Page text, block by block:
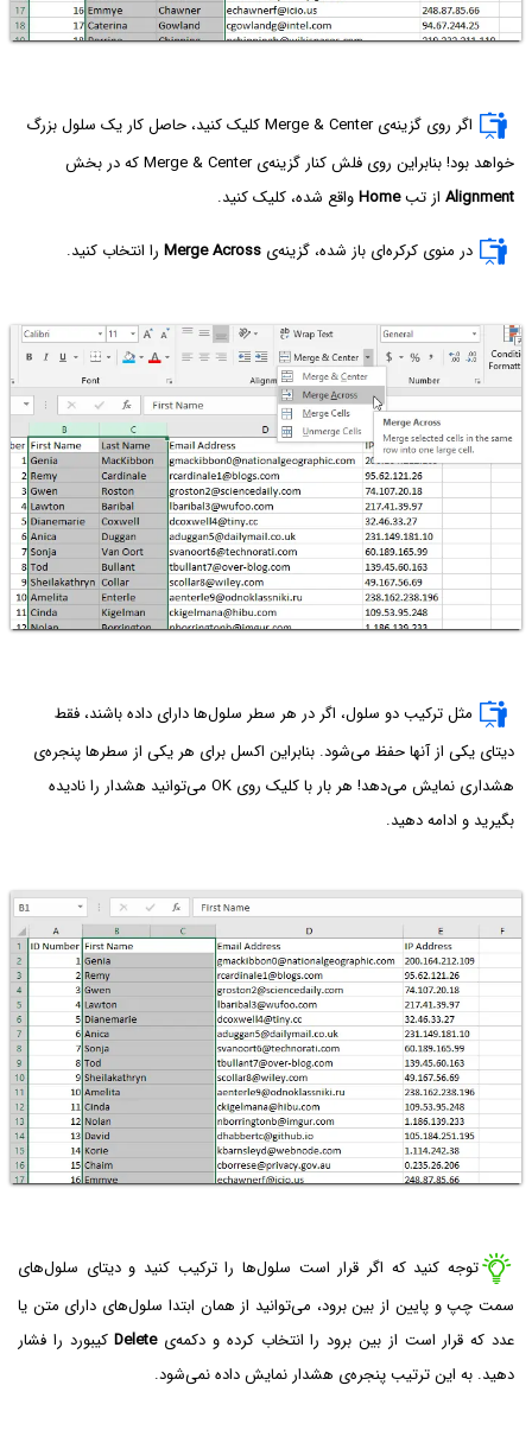
اگر روی گزینه‌ی Merge & Center کلیک کنید، حاصل کار یک سلول بزرگ
خواهد بود! بنابراین روی فلش کنار گزینه‌ی Merge & Center که در بخش
Alignment از تبHomeواقع شده، کلیک کنید.
در منوی کرکره‌ای باز شده، گزینه‌ی Merge Across را انتخاب کنید.
مثل ترکیب دو سلول، اگر در هر سطر سلول‌ها دارای داده باشند، فقط
دیتای یکی از آنها حفظ می‌شود. بنابراین اکسل برای هر یکی از سطرها پنجره‌ی
هشداری نمایش می‌دهد! هر بار با کلیک روی OK می‌توانید هشدار را نادیده
بگیرید و ادامه دهید.
توجه کنید که اگر قرار است سلول‌ها را ترکیب کنید و دیتا‌ی سلول‌های
سمت چپ و پایین از بین برود، می‌توانید از همان ابتدا سلول‌های دارای متن یا
عدد که قرار است از بین برود را انتخاب کرده و دکمه‌یDeleteکیبورد را فشار
دهید. به این ترتیب پنجره‌ی هشدار نمایش داده نمی‌شود.